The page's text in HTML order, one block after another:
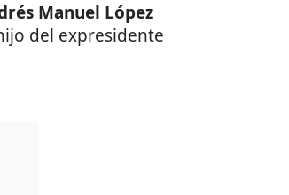
Manuel López
del expresidente